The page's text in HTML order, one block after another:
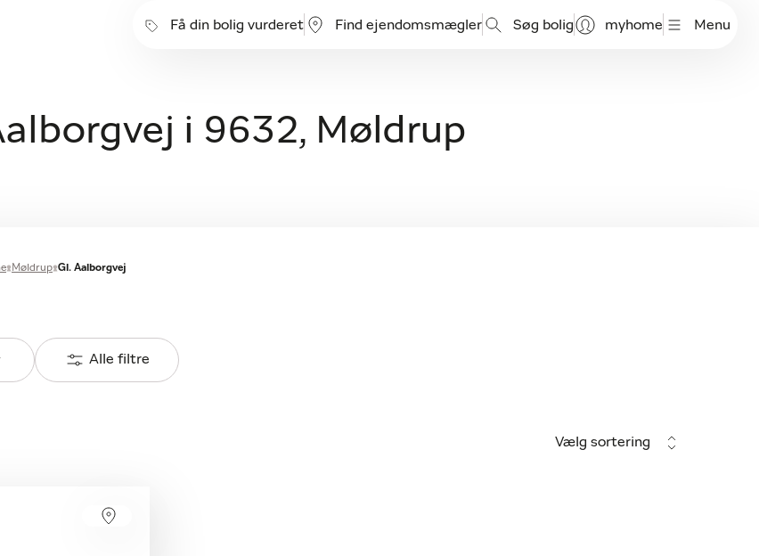
Få din bolig vurderet Find ejendomsmægler Søg bolig myhome Menu
i 9632, Møldrup
Møldrup Gl. Aalborgvej
Alle filtre
Vælg sortering